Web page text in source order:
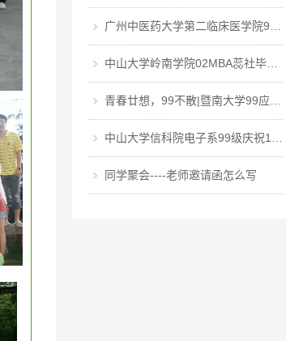
广州中医药大学第二临床医学院98级相识25周年同学聚会
中山大学岭南学院02MBA蕊社毕业20周年同学聚会|一生一世，中大百年回眸，岭南廿载聚首
青春廿想，99不散|暨南大学99应用化学专业毕业20周年聚会
中山大学信科院电子系99级庆祝100周年校庆暨毕业20+1周年聚会
同学聚会----老师邀请函怎么写